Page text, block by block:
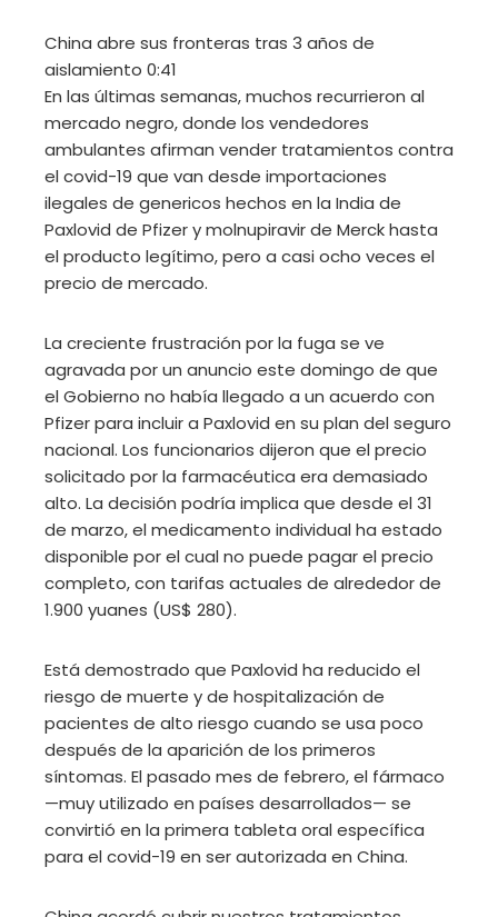
China abre sus fronteras tras 3 años de
aislamiento 0:41
En las últimas semanas, muchos recurrieron al
mercado negro, donde los vendedores
ambulantes afirman vender tratamientos contra
el covid-19 que van desde importaciones
ilegales de genericos hechos en la India de
Paxlovid de Pfizer y molnupiravir de Merck hasta
el producto legítimo, pero a casi ocho veces el
precio de mercado.
La creciente frustración por la fuga se ve
agravada por un anuncio este domingo de que
el Gobierno no había llegado a un acuerdo con
Pfizer para incluir a Paxlovid en su plan del seguro
nacional. Los funcionarios dijeron que el precio
solicitado por la farmacéutica era demasiado
alto. La decisión podría implica que desde el 31
de marzo, el medicamento individual ha estado
disponible por el cual no puede pagar el precio
completo, con tarifas actuales de alrededor de
1.900 yuanes (US$ 280).
Está demostrado que Paxlovid ha reducido el
riesgo de muerte y de hospitalización de
pacientes de alto riesgo cuando se usa poco
después de la aparición de los primeros
síntomas. El pasado mes de febrero, el fármaco
—muy utilizado en países desarrollados— se
convirtió en la primera tableta oral específica
para el covid-19 en ser autorizada en China.